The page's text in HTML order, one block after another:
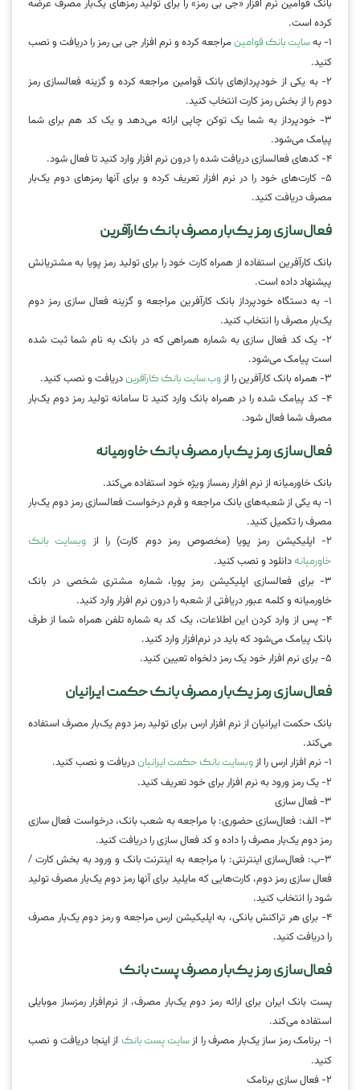
بانک قوامین نرم افزار «جی بی رمز» را برای تولید رمزهای یک‌بار مصرف عرضه
کرده است.
۱- به
سایت بانک قوامین مراجعه کرده و نرم افزار جی بی رمز را دریافت و نصب
کنید.
۲- به یکی از خودپردازهای بانک قوامین مراجعه کرده و گزینه فعالسازی رمز
دوم را از بخش رمز کارت انتخاب کنید.
۳- خودپرداز به شما یک توکن چاپی ارائه می‌دهد و یک کد هم برای شما
پیامک می‌شود.
۴- کدهای فعالسازی دریافت شده را درون نرم افزار وارد کنید تا فعال شود.
۵- کارت‌های خود را در نرم افزار تعریف کرده و برای آنها رمزهای دوم یک‌بار
مصرف دریافت کنید.
فعال‌سازی رمز یک‌بار مصرف بانک کارآفرین
بانک کارآفرین استفاده از همراه کارت خود را برای تولید رمز پویا به مشتریانش
پیشنهاد داده است.
۱- به دستگاه خودپرداز بانک کارآفرین مراجعه و گزینه فعال سازی رمز دوم
یک‌بار مصرف را انتخاب کنید.
۲- یک کد فعال سازی به شماره همراهی که در بانک به نام شما ثبت شده
است پیامک می‌شود.
۳- همراه بانک کارآفرین را از
وب سایت بانک کارآفرین دریافت و نصب کنید.
۴- کد پیامک شده را در همراه بانک وارد کنید تا سامانه تولید رمز دوم یک‌بار
مصرف شما فعال شود.
فعال‌سازی رمز یک‌بار مصرف بانک خاورمیانه
بانک خاورمیانه از نرم افزار رمساز ویژه خود استفاده می‌کند.
۱- به یکی از شعبه‌های بانک مراجعه و فرم درخواست فعالسازی رمز دوم یک‌بار
مصرف را تکمیل کنید.
۲- اپلیکیشن رمز پویا (مخصوص رمز دوم کارت) را از
وبسایت بانک
خاورمیانه دانلود و نصب کنید.
۳- برای فعالسازی اپلیکیشن رمز پویا، شماره مشتری شخصی در بانک
خاورمیانه و کلمه عبور دریافتی از شعبه را درون نرم افزار وارد کنید.
۴- پس از وارد کردن این اطلاعات، یک کد به شماره تلفن همراه شما از طرف
بانک پیامک می‌شود که باید در نرم‌افزار وارد کنید.
۵- برای نرم افزار خود یک رمز دلخواه تعیین کنید.
فعال‌سازی رمز یک‌بار مصرف بانک حکمت ایرانیان
بانک حکمت ایرانیان از نرم افزار ارس برای تولید رمز دوم یک‌بار مصرف استفاده
می‌کند.
۱- نرم افزار ارس را از
وبسایت بانک حکمت ایرانیان دریافت و نصب کنید.
۲- یک رمز ورود به نرم افزار برای خود تعریف کنید.
۳- فعال سازی
۳- الف: فعال‌سازی حضوری: با مراجعه به شعب بانک، درخواست فعال سازی
رمز دوم یک‌بار مصرف را داده و کد فعال سازی را دریافت کنید.
۳-ب: فعال‌سازی اینترنتی: با مراجعه به اینترنت بانک و ورود به بخش کارت /
فعال سازی رمز دوم، کارت‌هایی که مایلید برای آنها رمز دوم یک‌بار مصرف تولید
شود را انتخاب کنید.
۴- برای هر تراکنش بانکی، به اپلیکیشن ارس مراجعه و رمز دوم یک‌بار مصرف
را دریافت کنید.
فعال‌سازی رمز یک‌بار مصرف پست بانک
پست بانک ایران برای ارائه رمز دوم یک‌بار مصرف، از نرم‌افزار رمزساز موبایلی
استفاده می‌کند.
۱- برنامک رمز ساز یک‌بار مصرف را از
سایت پست بانک از اینجا دریافت و نصب
کنید.
۲- فعال سازی برنامک